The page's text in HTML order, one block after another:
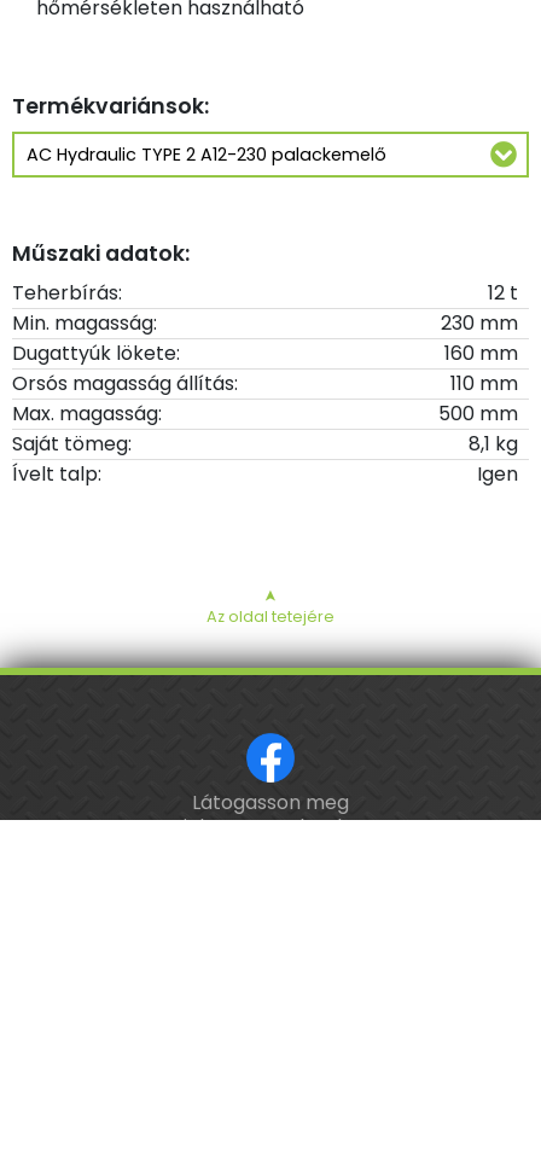
hőmérsékleten használható
Termékvariánsok:
Műszaki adatok:
Teherbírás:
12 t
Min. magasság:
230 mm
Dugattyúk lökete:
160 mm
Orsós magasság állítás:
110 mm
Max. magasság:
500 mm
Saját tömeg:
8,1 kg
Ívelt talp:
Igen
➤
Az oldal tetejére
Látogasson meg
minket a Facebookon!